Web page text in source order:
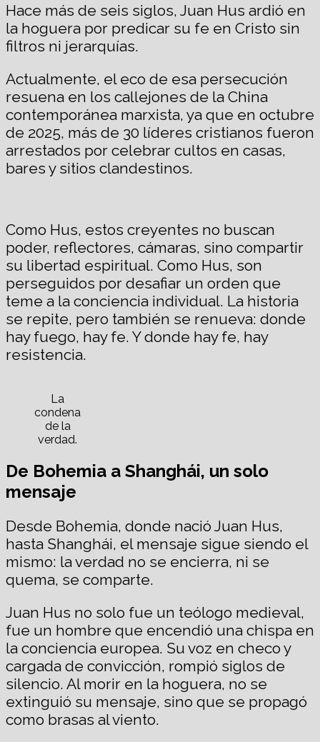
Hace más de seis siglos, Juan Hus ardió en
la hoguera por predicar su fe en Cristo sin
filtros ni jerarquías.
Actualmente, el eco de esa persecución
resuena en los callejones de la China
contemporánea marxista, ya que en octubre
de 2025, más de 30 líderes cristianos fueron
arrestados por celebrar cultos en casas,
bares y sitios clandestinos.
Como Hus, estos creyentes no buscan
poder, reflectores, cámaras, sino compartir
su libertad espiritual. Como Hus, son
perseguidos por desafiar un orden que
teme a la conciencia individual. La historia
se repite, pero también se renueva: donde
hay fuego, hay fe. Y donde hay fe, hay
resistencia.
La
condena
de la
verdad.
De Bohemia a Shanghái, un solo
mensaje
Desde Bohemia, donde nació Juan Hus,
hasta Shanghái, el mensaje sigue siendo el
mismo: la verdad no se encierra, ni se
quema, se comparte.
Juan Hus no solo fue un teólogo medieval,
fue un hombre que encendió una chispa en
la conciencia europea. Su voz en checo y
cargada de convicción, rompió siglos de
silencio. Al morir en la hoguera, no se
extinguió su mensaje, sino que se propagó
como brasas al viento.